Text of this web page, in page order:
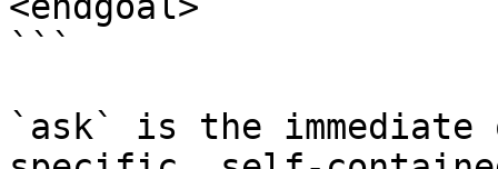
```
`ask` is the